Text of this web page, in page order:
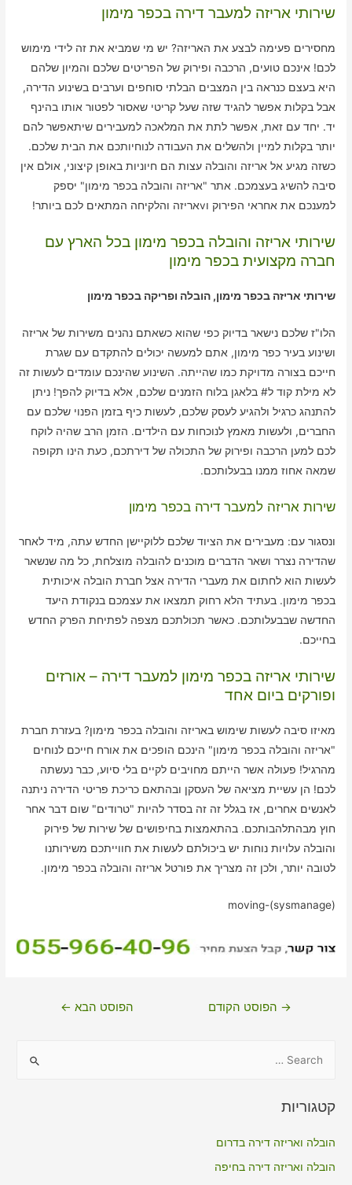
שירותי אריזה למעבר דירה בכפר מימון
מחסירים פעימה לבצע את האריזה? יש מי שמביא את זה לידי מימוש
לכם! אינכם טועים, הרכבה ופירוק של הפריטים שלכם והמיון שלהם
היא בעצם כנראה בין המצבים הבלתי סוחפים וערבים בשינוע הדירה,
אבל בקלות אפשר להגיד שזה שעל קריטי שאסור לפטור אותו בהינף
יד. יחד עם זאת, אפשר לתת את המלאכה למעבירים שיתאפשר להם
יותר בקלות למיין ולהשלים את העבודה לנוחיותכם את הבית שלכם.
כשזה מגיע אל אריזה והובלה עצות הם חיוניות באופן קיצוני, אולם אין
סיבה להשיג בעצמכם. אתר "אריזה והובלה בכפר מימון" יספק
למענכם את אחראי הפירוק וvאריזה והלקיחה המתאים לכם ביותר!
שירותי אריזה והובלה בכפר מימון בכל הארץ עם
חברה מקצועית בכפר מימון
שירותי אריזה בכפר מימון, הובלה ופריקה בכפר מימון
הלו"ז שלכם נישאר בדיוק כפי שהוא כשאתם נהנים משירות של אריזה
ושינוע בעיר כפר מימון, אתם למעשה יכולים להתקדם עם שגרת
חייכם בצורה מדויקת כמו שהייתה. השינוע שהינכם עומדים לעשות זה
לא מילת קוד ל# בלאגן בלוח הזמנים שלכם, אלא בדיוק להפך! ניתן
להתנהג כרגיל ולהגיע לעסק שלכם, לעשות כיף בזמן הפנוי שלכם עם
החברים, ולעשות מאמץ לנוכחות עם הילדים. הזמן הרב שהיה לוקח
לכם למען הרכבה ופירוק של התכולה של דירתכם, כעת הינו תקופה
שמאה אחוז ממנו בבעלותכם.
שירות אריזה למעבר דירה בכפר מימון
ונסגור עם: מעבירים את הציוד שלכם ללוקיישן החדש עתה, מיד לאחר
שהדירה נצרר ושאר הדברים מוכנים להובלה מוצלחת, כל מה שנשאר
לעשות הוא לחתום את מעברי הדירה אצל חברת הובלה איכותית
בכפר מימון. בעתיד הלא רחוק תמצאו את עצמכם בנקודת היעד
החדשה שבבעלותכם. כאשר תכולתכם מצפה לפתיחת הפרק החדש
בחייכם.
שירותי אריזה בכפר מימון למעבר דירה – אורזים
ופורקים ביום אחד
מאיזו סיבה לעשות שימוש באריזה והובלה בכפר מימון? בעזרת חברת
"אריזה והובלה בכפר מימון" הינכם הופכים את אורח חייכם לנוחים
מהרגיל! פעולה אשר הייתם מחויבים לקיים בלי סיוע, כבר נעשתה
לכם! הן עשיית מציאה של העסקן ובהתאם כריכת פריטי הדירה ניתנה
לאנשים אחרים, אז בגלל זה זה בסדר להיות "טרודים" שום דבר אחר
חוץ מבהתלהבותכם. בהתאמצות בחיפושים של שירות של פירוק
והובלה עלויות נוחות יש ביכולתם לעשות את חווייתכם משירותנו
לטובה יותר, ולכן זה מצריך את פורטל אריזה והובלה בכפר מימון.
moving-(sysmanage)
ניווט→ הפוסט הקודם הפוסט הבא ←
r
קטגוריות
הובלה ואריזה דירה בדרום
הובלה ואריזה דירה בחיפה